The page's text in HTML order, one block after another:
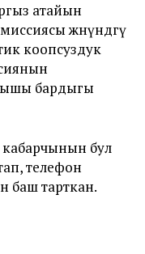
атайын
жөнүндөгү
коопсуздук
бардыгы
бул
телефон
баш тарткан.